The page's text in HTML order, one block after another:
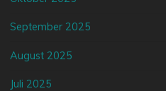
September 2025
August 2025
Juli 2025